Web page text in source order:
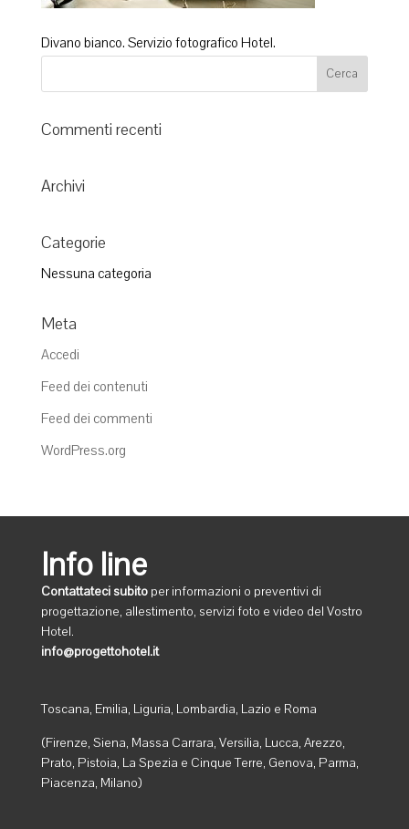
Divano bianco. Servizio fotografico Hotel.
Commenti recenti
Archivi
Categorie
Nessuna categoria
Meta
Accedi
Feed dei contenuti
Feed dei commenti
WordPress.org
Info line
Contattateci subito per informazioni o preventivi di
progettazione, allestimento, servizi foto e video del Vostro
Hotel.
info@progettohotel.it
Toscana, Emilia, Liguria, Lombardia, Lazio e Roma
(Firenze, Siena, Massa Carrara, Versilia, Lucca, Arezzo,
Prato, Pistoia, La Spezia e Cinque Terre, Genova, Parma,
Piacenza, Milano)